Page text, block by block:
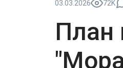
03.03.2026 72K
План